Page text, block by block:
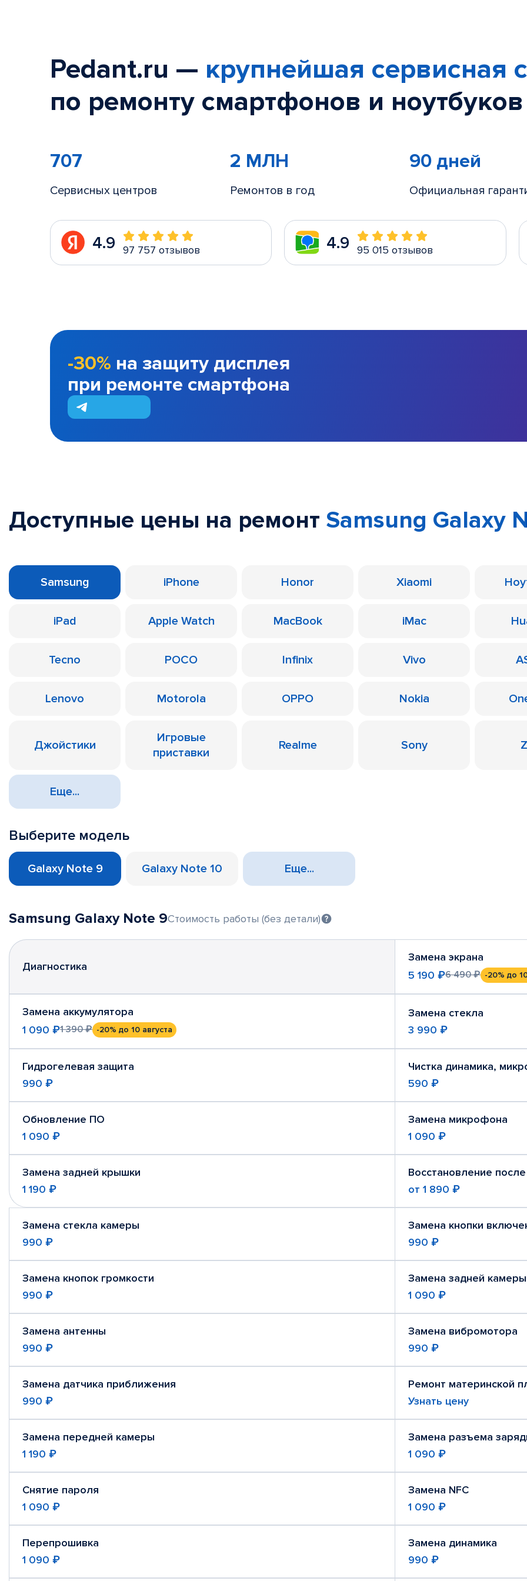
Pedant.ru — крупнейшая сервисная
по ремонту смартфонов и
707
Сервисных центров
2 МЛН
Ремонтов в год
90 дней
Официальная
4.9 97 757 отзывов 4.9 95 015 отзывов
-30% на защиту дисплея
при ремонте смартфона
Доступные цены на ремонт Samsung Galaxy
Samsung iPhone Honor Xiaomi
iPad Apple Watch MacBook iMac
Tecno POCO Infinix Vivo
Lenovo Motorola OPPO Nokia
Джойстики
Игровые
приставки
Realme Sony
Еще...
Выберите модель
Galaxy Note 9 Galaxy Note 10 Еще...
Samsung Galaxy Note 9Стоимость работы (без детали)
Диагностика
Замена экрана
5 190 ₽6 490 ₽ -20% до
Замена аккумулятора
1 090 ₽1 390 ₽ -20% до 10 августа
Замена стекла
3 990 ₽
Гидрогелевая защита
990 ₽
Чистка динамика,
590 ₽
Обновление ПО
1 090 ₽
Замена микрофона
1 090 ₽
Замена задней крышки
1 190 ₽
Восстановление
от 1 890 ₽
Замена стекла камеры
990 ₽
Замена кнопки
990 ₽
Замена кнопок громкости
990 ₽
Замена задней камеры
1 090 ₽
Замена антенны
990 ₽
Замена вибромотора
990 ₽
Замена датчика приближения
990 ₽
Ремонт материнской
Узнать цену
Замена передней камеры
1 190 ₽
Замена разъема
1 090 ₽
Снятие пароля
1 090 ₽
Замена NFC
1 090 ₽
Перепрошивка
1 090 ₽
Замена динамика
990 ₽